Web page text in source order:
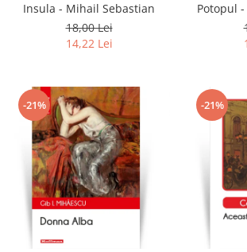
Insula - Mihail Sebastian
18,00 Lei
14,22 Lei
Potopul
-21% -21%